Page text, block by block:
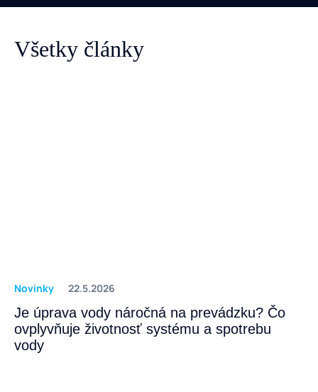
Všetky články
Novinky 22.5.2026
Je úprava vody náročná na prevádzku? Čo
ovplyvňuje životnosť systému a spotrebu
vody